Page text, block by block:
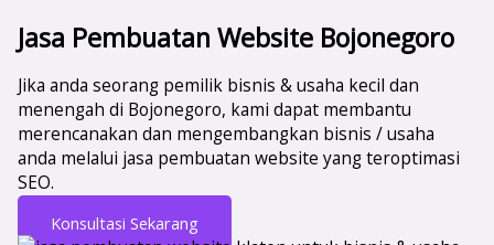
Jasa Pembuatan Website Bojonegoro
Jika anda seorang pemilik bisnis & usaha kecil dan
menengah di Bojonegoro, kami dapat membantu
merencanakan dan mengembangkan bisnis / usaha
anda melalui jasa pembuatan website yang teroptimasi
SEO.
Konsultasi Sekarang